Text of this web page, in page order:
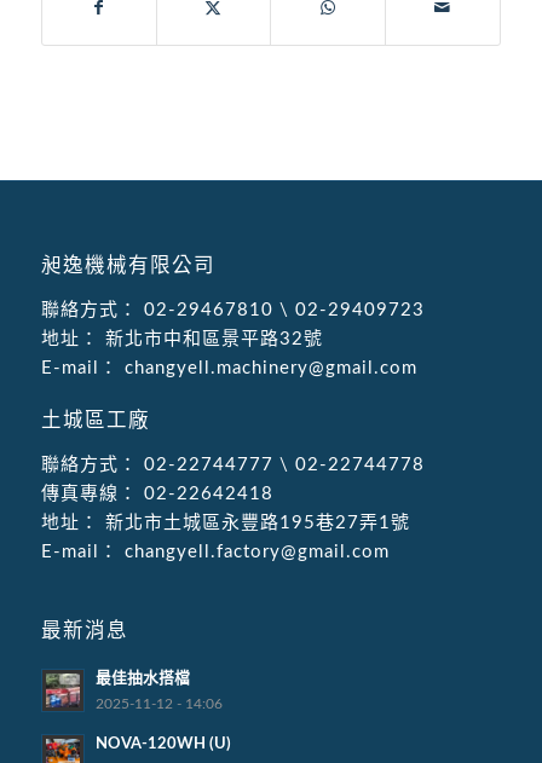
昶逸機械有限公司
聯絡方式： 02-29467810 \ 02-29409723
地址：
新北市中和區景平路32號
E-mail：
changyell.machinery@gmail.com
土城區工廠
聯絡方式： 02-22744777 \ 02-22744778
傳真專線：
02-22642418
地址：
新北市土城區永豐路195巷27弄1號
E-mail：
changyell.factory@gmail.com
最新消息
最佳抽水搭檔
2025-11-12 - 14:06
NOVA-120WH (U)